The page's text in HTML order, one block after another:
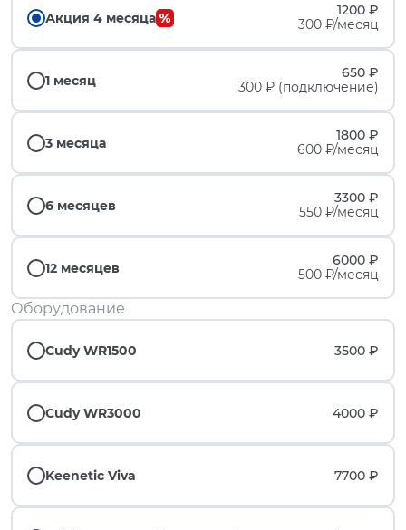
Акция 4 месяца
1200 ₽
300 ₽/месяц
1 месяц
650 ₽
300 ₽ (подключение)
3 месяца
1800 ₽
600 ₽/месяц
6 месяцев
3300 ₽
550 ₽/месяц
12 месяцев
6000 ₽
500 ₽/месяц
Оборудование
Cudy WR1500 3500 ₽
Cudy WR3000 4000 ₽
Keenetic Viva 7700 ₽